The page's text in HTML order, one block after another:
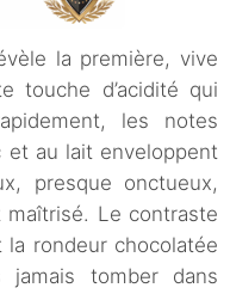
la première, vive
touche d’acidité qui
les notes
et au lait enveloppent
presque onctueux,
Le contraste
rondeur chocolatée
jamais tomber dans